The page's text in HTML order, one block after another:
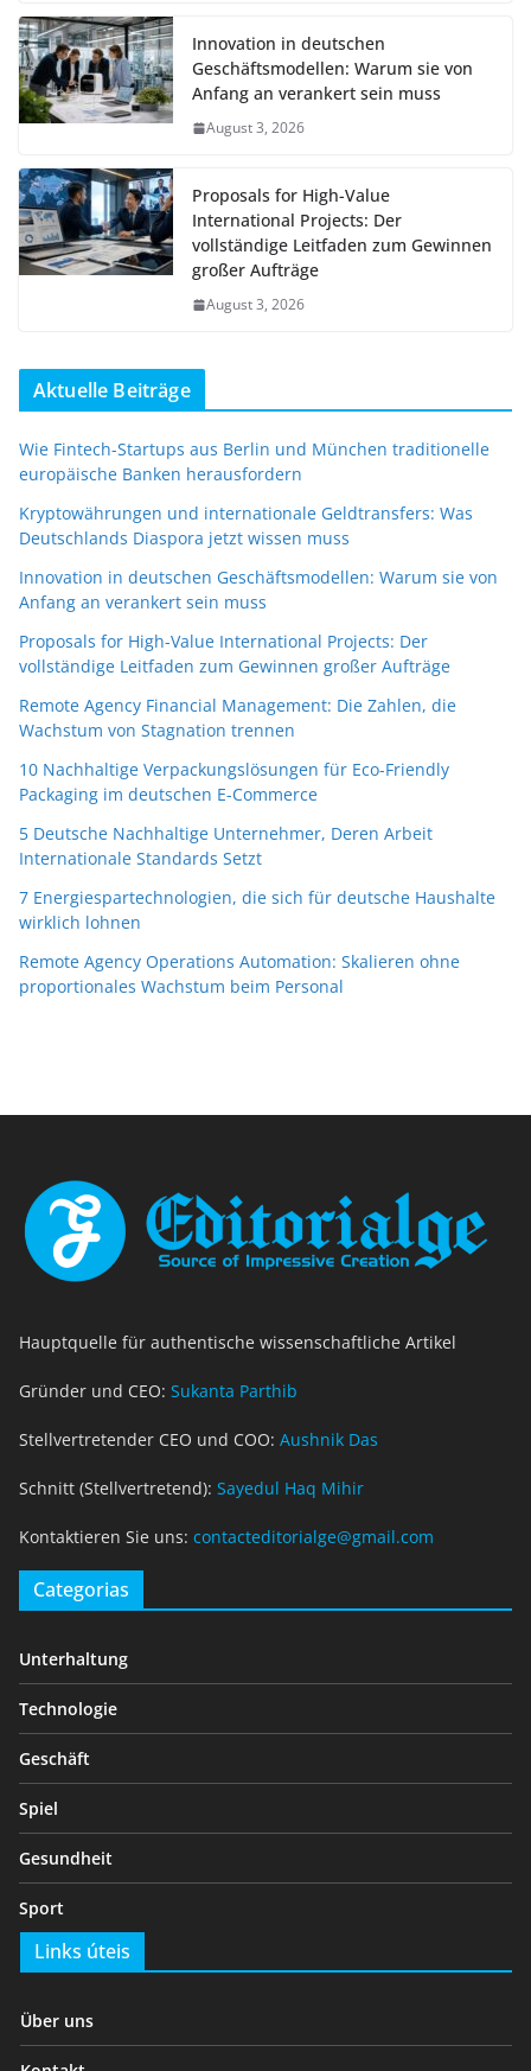
Innovation in deutschen
Geschäftsmodellen: Warum sie von
Anfang an verankert sein muss
August 3, 2026
Proposals for High-Value
International Projects: Der
vollständige Leitfaden zum Gewinnen
großer Aufträge
August 3, 2026
Aktuelle Beiträge
Wie Fintech-Startups aus Berlin und München traditionelle
europäische Banken herausfordern
Kryptowährungen und internationale Geldtransfers: Was
Deutschlands Diaspora jetzt wissen muss
Innovation in deutschen Geschäftsmodellen: Warum sie von
Anfang an verankert sein muss
Proposals for High-Value International Projects: Der
vollständige Leitfaden zum Gewinnen großer Aufträge
Remote Agency Financial Management: Die Zahlen, die
Wachstum von Stagnation trennen
10 Nachhaltige Verpackungslösungen für Eco-Friendly
Packaging im deutschen E-Commerce
5 Deutsche Nachhaltige Unternehmer, Deren Arbeit
Internationale Standards Setzt
7 Energiespartechnologien, die sich für deutsche Haushalte
wirklich lohnen
Remote Agency Operations Automation: Skalieren ohne
proportionales Wachstum beim Personal
Hauptquelle für authentische wissenschaftliche Artikel
Gründer und CEO: Sukanta Parthib
Stellvertretender CEO und COO: Aushnik Das
Schnitt (Stellvertretend): Sayedul Haq Mihir
Kontaktieren Sie uns: contacteditorialge@gmail.com
Categorias
Unterhaltung
Technologie
Geschäft
Spiel
Gesundheit
Sport
Links úteis
Über uns